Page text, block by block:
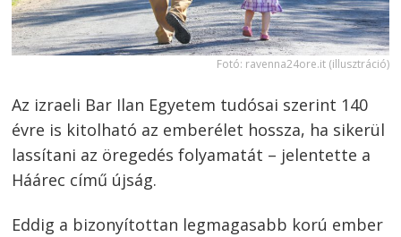
Fotó: ravenna24ore.it (illusztráció)
Az izraeli Bar Ilan Egyetem tudósai szerint 140
évre is kitolható az emberélet hossza, ha sikerül
lassítani az öregedés folyamatát – jelentette a
Háárec című újság.
Eddig a bizonyítottan legmagasabb korú ember